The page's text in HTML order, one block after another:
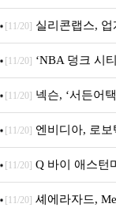
표
[11/20] 실리콘랩스,
춘 초저전력 블루투
[11/20] ‘NBA 덩크 시
[11/20] 넥슨, ‘서든어
이트
[11/20] 엔비디아, 로
‘알파마요 2 슈퍼’
[11/20] Q 바이 애스턴
지 담은 ‘헤리티지
[11/20] 셰에라자드,